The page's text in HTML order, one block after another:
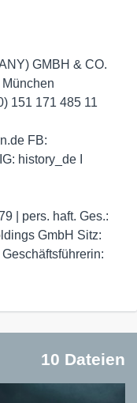
GMBH & CO.
151 171 485 11
FB:
history_de I
| pers. haft. Ges.:
GmbH Sitz:
10 Dateien